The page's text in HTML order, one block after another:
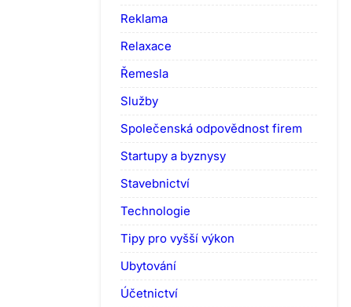
Reklama
Relaxace
Řemesla
Služby
Společenská odpovědnost firem
Startupy a byznysy
Stavebnictví
Technologie
Tipy pro vyšší výkon
Ubytování
Účetnictví